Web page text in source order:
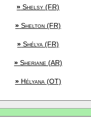
» Shelsy (FR)
» Shelton (FR)
» Shélya (FR)
»Sheriane (AR)
»Hélyana (OT)